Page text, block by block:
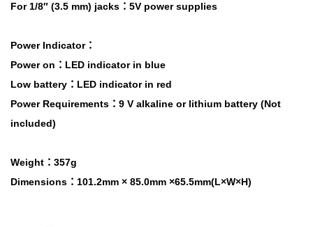
For 1/8″ (3.5 mm) jacks：5V power supplies
Power Indicator：
Power on：LED indicator in blue
Low battery：LED indicator in red
Power Requirements：9 V alkaline or lithium battery (Not
included)
Weight：357g
Dimensions：101.2mm × 85.0mm ×65.5mm(L×W×H)